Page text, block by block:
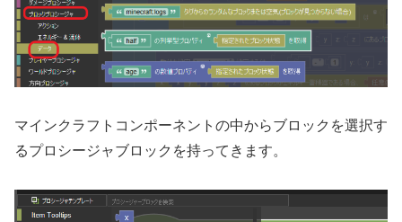
マインクラフトコンポーネントの中からブロックを選択す
るプロシージャブロックを持ってきます。